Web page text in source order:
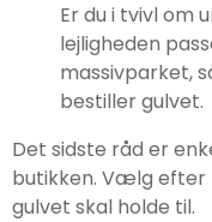
Er du i tvivl om
lejligheden
massivparket,
bestiller gulvet.
Det sidste råd er
butikken. Vælg efter
gulvet skal holde til.